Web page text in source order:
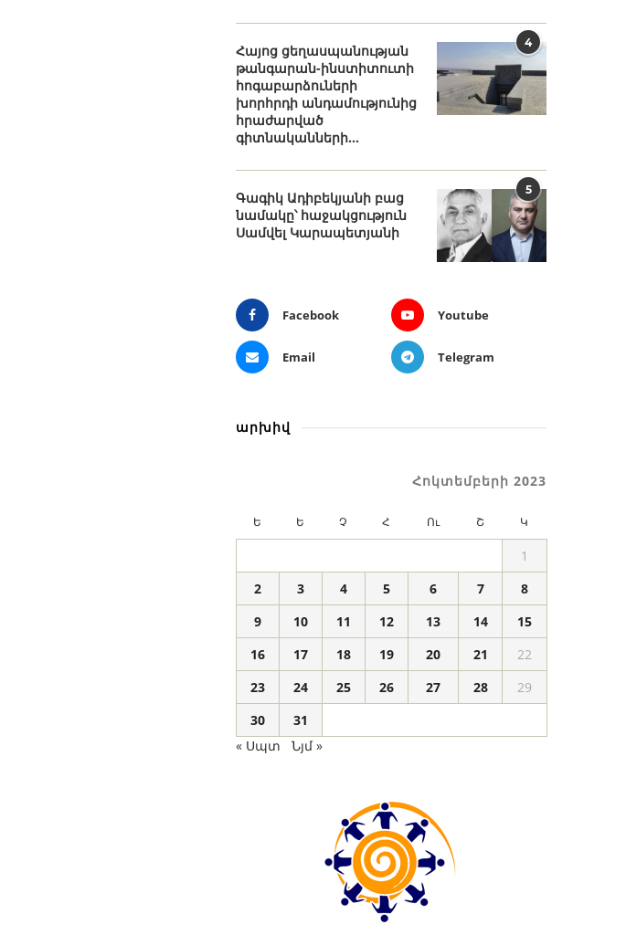
4
Հայոց ցեղասպանության
թանգարան-ինստիտուտի
հոգաբարձուների
խորհրդի անդամությունից
հրաժարված
գիտնականների...
5
Գագիկ Ադիբեկյանի բաց
նամակը՝ հաջակցություն
Սամվել Կարապետյանի
Facebook Youtube
Email Telegram
արխիվ
Հոկտեմբերի 2023
Ե Ե Չ Հ Ու Շ Կ
1
2
3 4 5 6 7
8
9
10 11 12 13 14
15
16
17 18 19 20 21
22
23
24 25 26 27 28
29
30
31
« Սպտ
Նյմ »